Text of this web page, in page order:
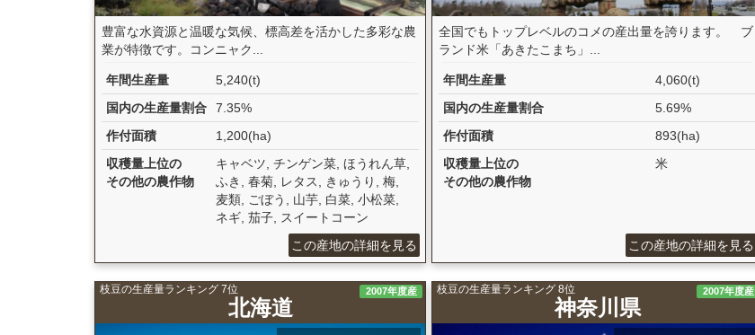
豊富な水資源と温暖な気候、標高差を活かした多彩な農
業が特徴です。コンニャク...
年間生産量
5,240(t)
国内の生産量割合
7.35%
作付面積
1,200(ha)
収穫量上位の
その他の農作物
キャベツ, チンゲン菜, ほうれん草,
ふき, 春菊, レタス, きゅうり, 梅,
麦類, ごぼう, 山芋, 白菜, 小松菜,
ネギ, 茄子, スイートコーン
この産地の詳細を見る
全国でもトップレベルのコメの産出量を誇ります。 ブ
ランド米「あきたこまち」...
年間生産量
4,060(t)
国内の生産量割合
5.69%
作付面積
893(ha)
収穫量上位の
その他の農作物
米
この産地の詳細を見る
枝豆の生産量ランキング 7位
北海道
2007年度産 枝豆の生産量ランキング 8位
神奈川県
2007年度産